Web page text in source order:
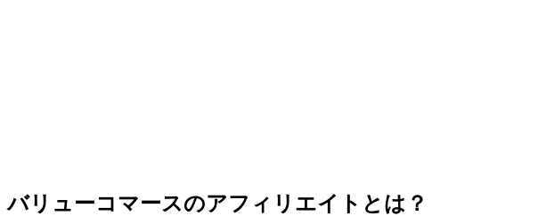
バリューコマースのアフィリエイトとは？